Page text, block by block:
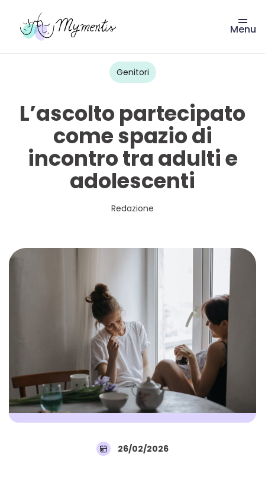
Vai
Menu
Genitori
L’ascolto partecipato
come spazio di
incontro tra adulti e
adolescenti
Redazione
26/02/2026